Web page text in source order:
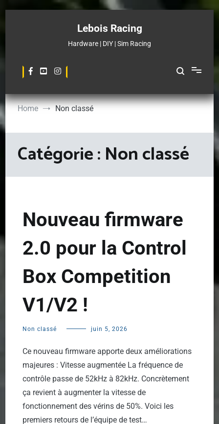
Lebois Racing
Hardware | DIY | Sim Racing
Home Non classé
Catégorie : Non classé
Nouveau firmware
2.0 pour la Control
Box Competition
V1/V2 !
Non classé juin 5, 2026
Ce nouveau firmware apporte deux améliorations
majeures : Vitesse augmentée La fréquence de
contrôle passe de 52kHz à 82kHz. Concrètement
ça revient à augmenter la vitesse de
fonctionnement des vérins de 50%. Voici les
premiers retours de l’équipe de test…